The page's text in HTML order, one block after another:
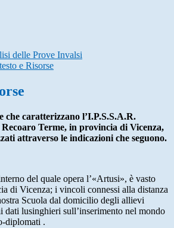
delle Prove Invalsi
e Risorse
che caratterizzano l’I.P.S.S.A.R.
Terme, in provincia di Vicenza,
attraverso le indicazioni che seguono.
del quale opera l’«Artusi», è vasto
di Vicenza; i vincoli connessi alla distanza
Scuola dal domicilio degli allievi
dati lusinghieri sull’inserimento nel mondo
diplomati .